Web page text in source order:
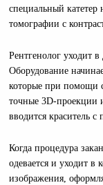
специальный
томографии с
Рентгенолог уходит
Оборудование
которые при помощи
точные 3D-проекции
вводится краситель
Когда процедура
одевается и уходит
изображения,